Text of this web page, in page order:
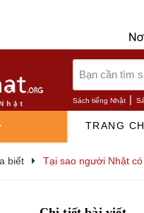
Sách tiếng Nhật |
TRANG
biết Tại sao người Nhật